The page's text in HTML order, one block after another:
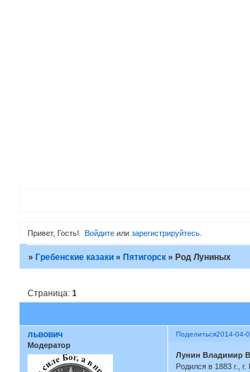
Привет, Гость! Войдите илизарегистрируйтесь
» Гребенские казаки » Пятигорск » Род Луниных
Страница: 1
Поделиться2014-04-
львович
Модератор
Лунин Владимир
Родился в 1883 г.,